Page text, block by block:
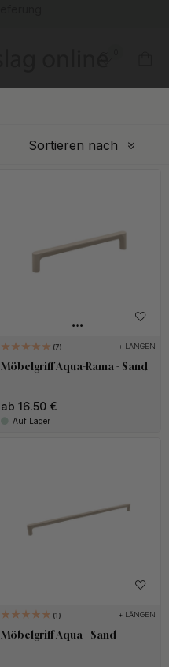
Sortieren nach
7 + LÄNGEN
Möbelgriff Aqua-Rama - Sand
ab 16.50 €
Auf Lager
1 + LÄNGEN
Möbelgriff Aqua - Sand